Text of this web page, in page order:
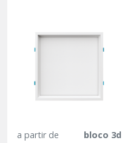
a partir de bloco 3d